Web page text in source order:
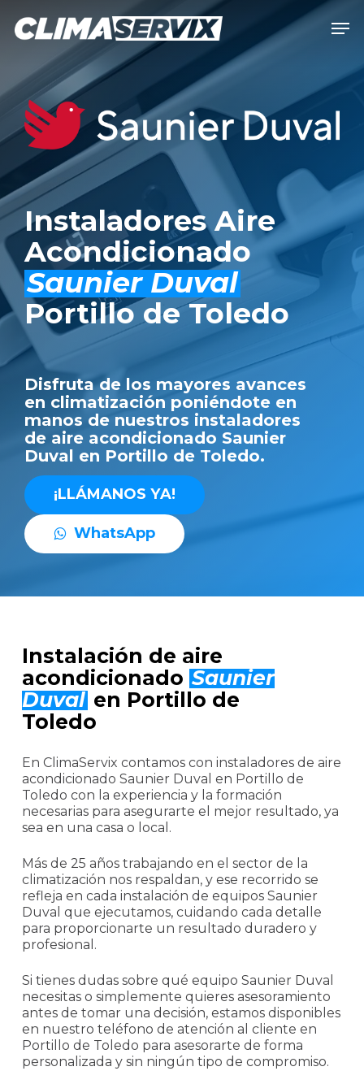
content
Instaladores Aire
Acondicionado
Saunier Duval
Portillo de Toledo
Disfruta de los mayores avances
en climatización poniéndote en
manos de nuestros instaladores
de aire acondicionado Saunier
Duval en Portillo de Toledo.
¡LLÁMANOS YA!
WhatsApp
Instalación de aire
acondicionado Saunier
Duval en Portillo de
Toledo
En ClimaServix contamos con instaladores de aire
acondicionado Saunier Duval en Portillo de
Toledo con la experiencia y la formación
necesarias para asegurarte el mejor resultado, ya
sea en una casa o local.
Más de 25 años trabajando en el sector de la
climatización nos respaldan, y ese recorrido se
refleja en cada instalación de equipos Saunier
Duval que ejecutamos, cuidando cada detalle
para proporcionarte un resultado duradero y
profesional.
Si tienes dudas sobre qué equipo Saunier Duval
necesitas o simplemente quieres asesoramiento
antes de tomar una decisión, estamos disponibles
en nuestro teléfono de atención al cliente en
Portillo de Toledo para asesorarte de forma
personalizada y sin ningún tipo de compromiso.
Menu